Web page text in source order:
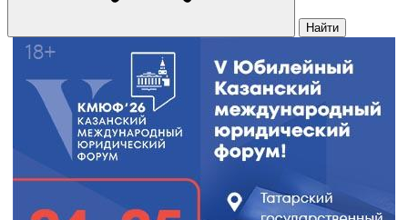
Найти